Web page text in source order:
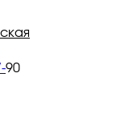
90